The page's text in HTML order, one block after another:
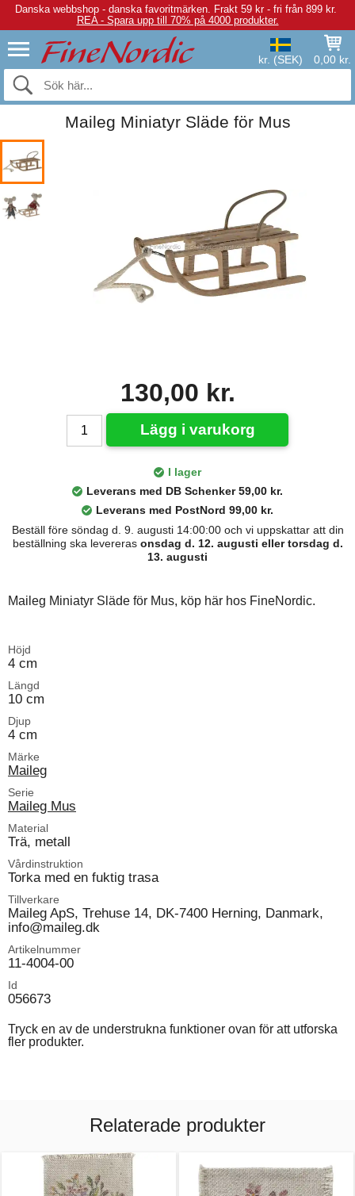
Danska webbshop - danska favoritmärken. Frakt 59 kr - fri från 899 kr.
REA - Spara upp till 70% på 4000 produkter.
kr. (SEK) 0,00 kr.
Maileg Miniatyr Släde för Mus
130,00 kr.
Lägg i varukorg
I lager
Leverans med DB Schenker 59,00 kr.
Leverans med PostNord 99,00 kr.
Beställ före söndag d. 9. augusti 14:00:00 och vi uppskattar att din
beställning ska levereras onsdag d. 12. augusti eller torsdag d.
13. augusti
Maileg Miniatyr Släde för Mus, köp här hos FineNordic.
Höjd
4 cm
Längd
10 cm
Djup
4 cm
Märke
Maileg
Serie
Maileg Mus
Material
Trä, metall
Vårdinstruktion
Torka med en fuktig trasa
Tillverkare
Maileg ApS, Trehuse 14, DK-7400 Herning, Danmark,
info@maileg.dk
Artikelnummer
11-4004-00
Id
056673
Tryck en av de understrukna funktioner ovan för att utforska
fler produkter.
Relaterade produkter